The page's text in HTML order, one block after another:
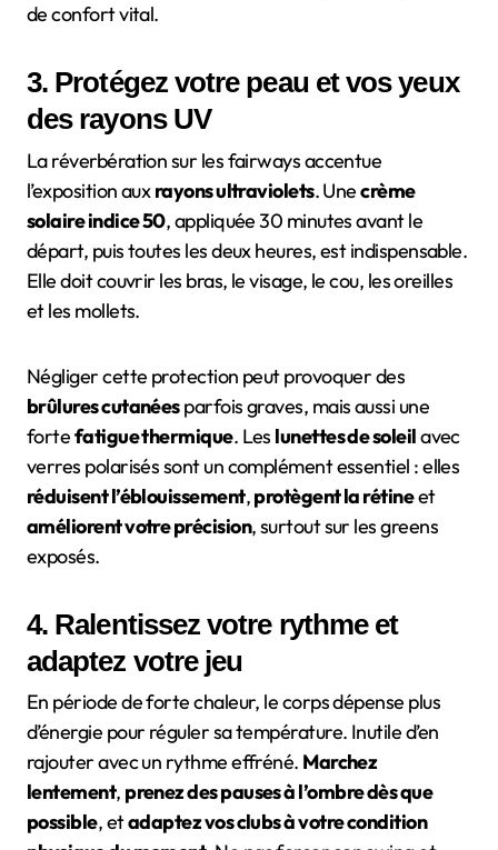
de confort vital.
3. Protégez votre peau et vos yeux
des rayons UV
La réverbération sur les fairways accentue
l’exposition auxrayons ultraviolets. Unecrème
solaire indice 50, appliquée 30 minutes avant le
départ, puis toutes les deux heures, est indispensable.
Elle doit couvrir les bras, le visage, le cou, les oreilles
et les mollets.
Négliger cette protection peut provoquer des
brûlures cutanéesparfois graves, mais aussi une
fortefatigue thermique. Les lunettes de soleilavec
verres polarisés sont un complément essentiel : elles
réduisent l’éblouissement,protègent la rétineet
améliorent votre précision, surtout sur les greens
exposés.
4. Ralentissez votre rythme et
adaptez votre jeu
En période de forte chaleur, le corps dépense plus
d’énergie pour réguler sa température. Inutile d’en
rajouter avec un rythme effréné. Marchez
lentement, prenez des pauses à l’ombre dès que
possible, etadaptez vos clubs à votre condition